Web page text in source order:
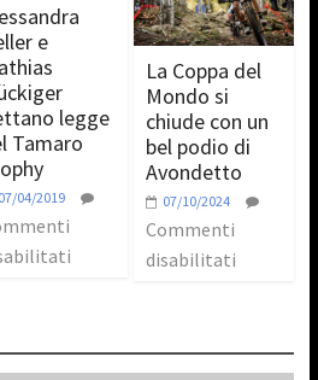
e
legge
Tamaro
07/04/2019
La Coppa del
Mondo si
chiude con un
bel podio di
Avondetto
07/10/2024
Commenti
disabilitati